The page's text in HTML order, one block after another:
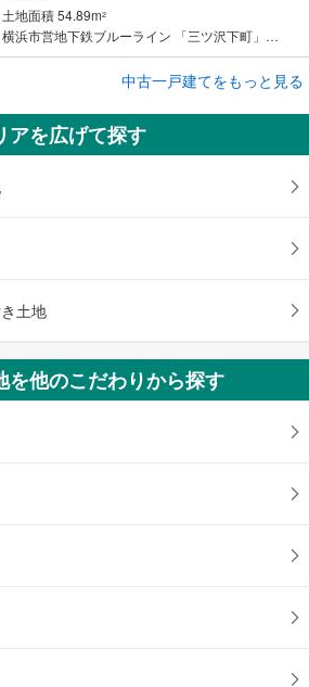
土地面積 54.89m2
横浜市営地下鉄ブルーライン 「三ツ沢下町」駅 徒歩10分
横浜市神奈川区旭ケ丘
8,500万円
中古一戸建てをもっと見る
アを広げて探す
土地
を他のこだわりから探す